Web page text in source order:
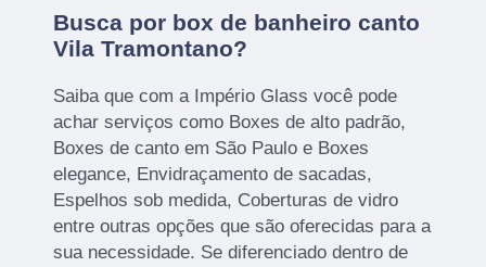
Busca por box de banheiro canto
Vila Tramontano?
Saiba que com a Império Glass você pode
achar serviços como Boxes de alto padrão,
Boxes de canto em São Paulo e Boxes
elegance, Envidraçamento de sacadas,
Espelhos sob medida, Coberturas de vidro
entre outras opções que são oferecidas para a
sua necessidade. Se diferenciado dentro de